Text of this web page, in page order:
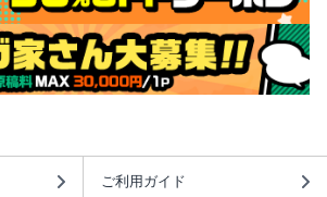
ご利用ガイド